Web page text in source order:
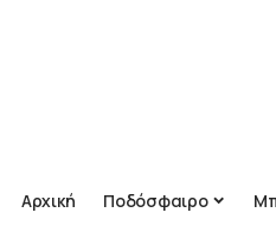
Αρχική Ποδόσφαιρο